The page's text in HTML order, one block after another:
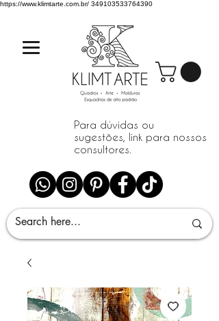
https://www.klimtarte.com.br/ 349103533764390
Para dúvidas ou
sugestões, link para nossos
consultores.